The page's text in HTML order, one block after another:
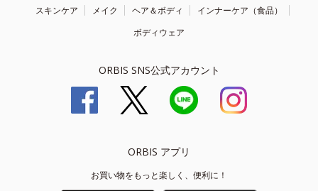
スキンケア メイク ヘア＆ボディ
インナーケア（食品）
ボディウェア
ORBIS SNS公式アカウント
ORBIS アプリ
お買い物をもっと楽しく、便利に！